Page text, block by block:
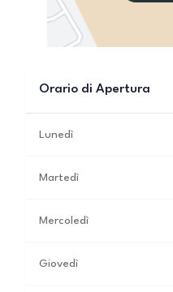
Orario di Apertura
Lunedì
Martedì
Mercoledì
Giovedì